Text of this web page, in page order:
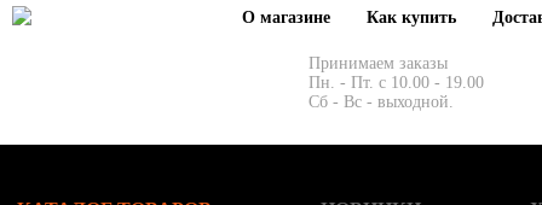
О магазине Как купить
Принимаем заказы
Пн. - Пт. с 10.00 - 19.00
Сб - Вс - выходной.